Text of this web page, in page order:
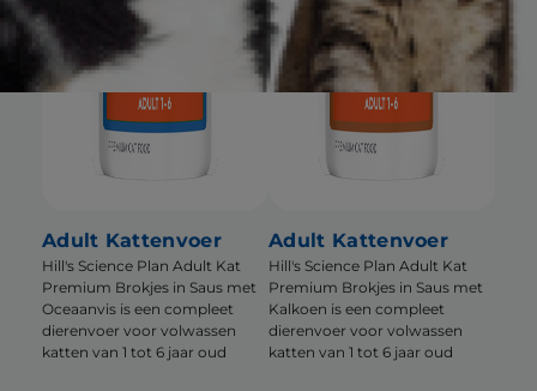
Adult Kattenvoer
Hill's Science Plan Adult Kat
Premium Brokjes in Saus met
Oceaanvis is een compleet
dierenvoer voor volwassen
katten van 1 tot 6 jaar oud
Adult Kattenvoer
Hill's Science Plan Adult Kat
Premium Brokjes in Saus met
Kalkoen is een compleet
dierenvoer voor volwassen
katten van 1 tot 6 jaar oud